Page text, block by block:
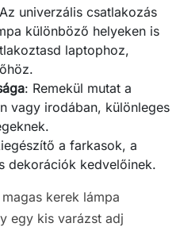
univerzális csatlakozás
különböző helyeken is
laptophoz,
: Remekül mutat a
vagy irodában, különleges
a farkasok, a
dekorációk kedvelőinek.
magas kerek lámpa
egy kis varázst adj